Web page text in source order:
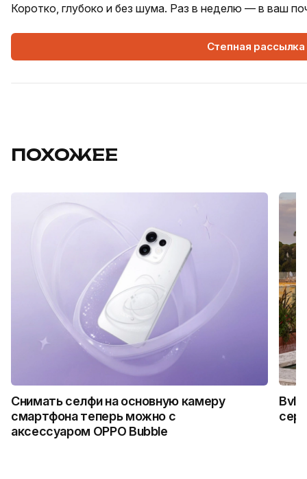
Коротко, глубоко и без шума. Раз в неделю — в ваш
Степная рассылка
ПОХОЖЕЕ
Снимать селфи на основную камеру
смартфона теперь можно с
аксессуаром OPPO Bubble